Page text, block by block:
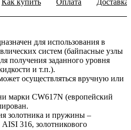
Как купить Оплата Доставка
для использования в
систем (байпасные узлы
получения заданного уровня
и т.п.).
осуществляться вручную или
марки CW617N (европейский
золотника и пружины –
316, золотникового